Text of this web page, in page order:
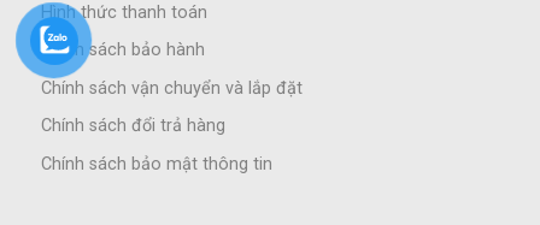
Hình thức thanh toán
Chính sách bảo hành
Chính sách vận chuyển và lắp đặt
Chính sách đổi trả hàng
Chính sách bảo mật thông tin